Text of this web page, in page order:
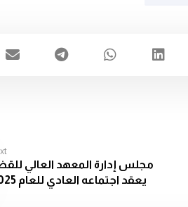
مجلس إدارة المعهد العالي
يعقد اجتماعه العادي للعام 2025.